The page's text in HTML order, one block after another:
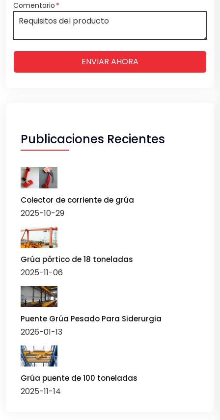
Comentario*
ENVIAR AHORA
Publicaciones Recientes
Colector de corriente de grúa
2025-10-29
Grúa pórtico de 18 toneladas
2025-11-06
Puente Grúa Pesado Para Siderurgia
2026-01-13
Grúa puente de 100 toneladas
2025-11-14